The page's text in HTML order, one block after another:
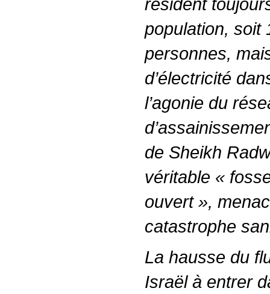
population, soit
personnes,
d’électricité
l’agonie du
de Sheikh
véritable «
ouvert »,
catastrophe
La hausse du
Israël à entrer